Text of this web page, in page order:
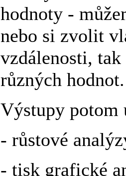
hodnoty -
nebo si zvolit
vzdálenosti,
různých hodnot.
Výstupy potom
- růstové
- tisk grafické